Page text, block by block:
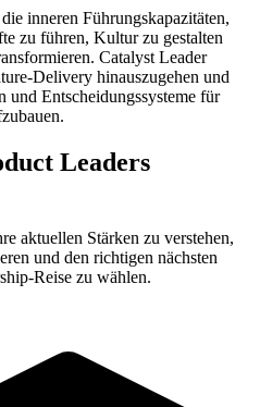
inneren Führungskapazitäten,
zu führen, Kultur zu gestalten
Catalyst Leader
Delivery hinauszugehen und
und Entscheidungssysteme für
Leaders
aktuellen Stärken zu verstehen,
und den richtigen nächsten
Reise zu wählen.